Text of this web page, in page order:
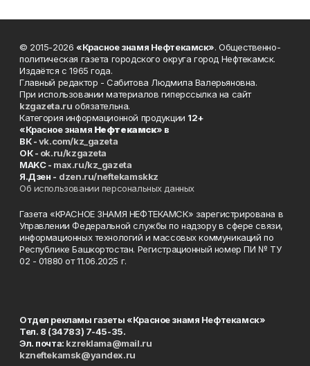
© 2015-2026 «Красное знамя Нефтекамск». Общественно-
политическая газета городского округа город Нефтекамск.
Издаётся с 1965 года.
Главный редактор - Сабитова Людмила Валерьяновна.
При использовании материалов гиперссылка на сайт
kzgazeta.ru обязательна.
Категория информационной продукции 12+
«Красное знамя Нефтекамск» в
ВК -vk.com/kz_gazeta
ОК - ok.ru/kzgazeta
MAKC - max.ru/kz_gazeta
Я.Дзен - dzen.ru/neftekamskkz
Об использовании персональных данных
Газета «КРАСНОЕ ЗНАМЯ НЕФТЕКАМСК» зарегистрирована в
Управлении Федеральной службы по надзору в сфере связи,
информационных технологий и массовых коммуникаций по
Республике Башкортостан. Регистрационный номер ПИ № ТУ
02 - 01880 от 11.06.2025 г.
Отдел рекламы газеты «Красное знамя Нефтекамск»
Тел. 8 (34783) 7-45-35.
Эл. почта: kzreklama@mail.ru
kzneftekamsk@yandex.ru